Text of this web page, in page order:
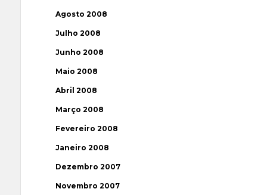
Agosto 2008
Julho 2008
Junho 2008
Maio 2008
Abril 2008
Março 2008
Fevereiro 2008
Janeiro 2008
Dezembro 2007
Novembro 2007